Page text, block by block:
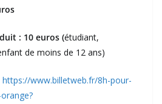
: 10 euros (étudiant,
de moins de 12 ans)
https://www.billetweb.fr/8h-pour-